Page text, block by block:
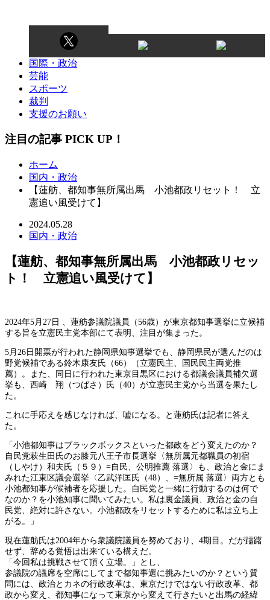
国際・政治
芸能
スポーツ
裁判
支援のお願い
注目の記事 PICK UP！
ホーム
国内・政治
【蓮舫、都知事無所属出馬 小池都政リセット！ 立
憲追い風受けて】
2024.05.28
国内・政治
【蓮舫、都知事無所属出馬 小池都政リセッ
ト！ 立憲追い風受けて】
2024年5月27日 、蓮舫参議院議員（56歳）が東京都知事選挙に立候補
する旨を立憲民主党本部にて表明、注目が集まった。
5月26日開票が行われた静岡県知事選挙でも、静岡県民が選んだのは
野党候補である鈴木康友氏（66）（立憲民主、国民民主両党推
薦）。また、同日に行われた東京目黒区における都議会議員補欠選
挙も、西崎 翔（つばさ）氏（40）が立憲民主党から当選を果たし
た。
これに手応えを感じなければ、嘘になる。と蓮舫氏は記者に答え
た。
「小池都知事はブラックボックスといった都政をどう変えたのか？
自民党萩生田氏のお膝元八王子市長選挙〈無所属元都職員の初宿
（しやけ）和夫氏（５９）=自民、公明推薦 落選〉も、政治と金にま
みれた江東区議会選挙〈乙武洋匡氏（48）、=無所属 落選〉両方とも
小池都知事が候補者を応援した。自民党と一緒に行動するのは何で
なのか？を小池知事に聞いてみたい。私は裏金議員、政治と金の自
民党、絶対に許さない。小池都政をリセットするために私は立ち上
がる。」
現在蓮舫氏は2004年から衆議院議員を努めており、4期目。だが躊躇
せず、辞める覚悟は出来ている構えだ。
「今回私は挑戦させて頂く立場。」とし、
参議院の議席を空席にしてまで都知事選に挑みたいのか？という質
問には、政治とカネの行政改革は、東京だけではない行政改革、都
政から変え、都知事になって東京から変えて行きたいと出馬の経緯